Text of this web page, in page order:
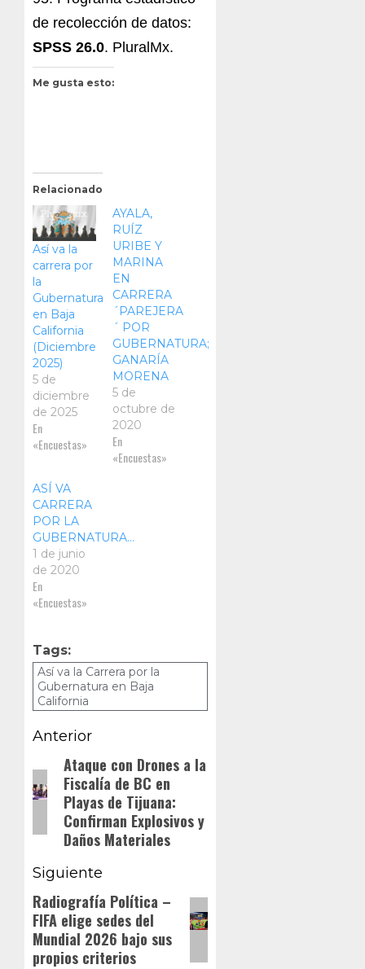
de recolección de datos:
SPSS 26.0. PluralMx.
Me gusta esto:
Relacionado
Así va la
carrera por
la
Gubernatura
en Baja
California
(Diciembre
2025)
5 de
diciembre
de 2025
En
«Encuestas»
AYALA,
RUÍZ
URIBE Y
MARINA
EN
CARRERA
´PAREJERA
´ POR
GUBERNATURA;
GANARÍA
MORENA
5 de
octubre de
2020
En
«Encuestas»
ASÍ VA
CARRERA
POR LA
GUBERNATURA…
1 de junio
de 2020
En
«Encuestas»
Tags:
Así va la Carrera por la
Gubernatura en Baja
California
Navegación
de
entradas
Anterior
Entrada
anterior:
Ataque con Drones a la
Fiscalía de BC en
Playas de Tijuana:
Confirman Explosivos y
Daños Materiales
Siguiente
Siguiente
entrada:
Radiografía Política –
FIFA elige sedes del
Mundial 2026 bajo sus
propios criterios